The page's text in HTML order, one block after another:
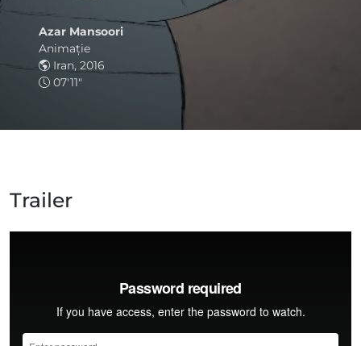
Azar Mansoori
Animaţie
Iran, 2016
07'11"
Trailer